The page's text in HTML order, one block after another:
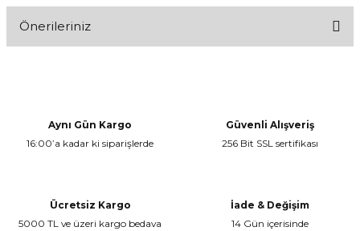
Önerileriniz
Ürün resmi kalitesiz, bozuk veya görüntülenemiyor.
Aynı Gün Kargo
16:00’a kadar ki siparişlerde
Güvenli Alışveriş
256 Bit SSL sertifikası
Ücretsiz Kargo
5000 TL ve üzeri kargo bedava
İade & Değişim
14 Gün içerisinde